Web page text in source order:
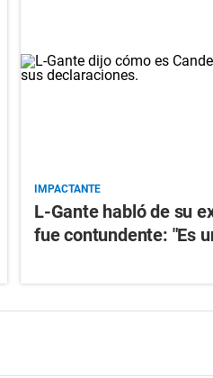
IMPACTANTE
L-Gante habló de su
fue contundente: "Es